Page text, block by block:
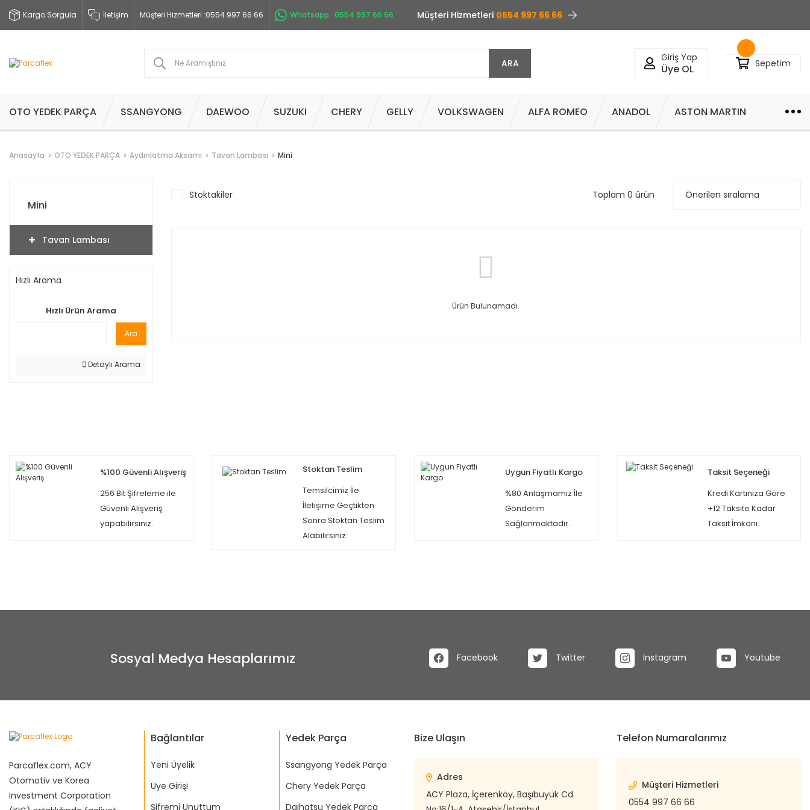
Kargo Sorgula İletişim Müşteri Hizmetleri :0554 997 66 66 Whatsapp : 0554 997 66 66 Müşteri Hizmetleri 0554 997 66 66
ARA Giriş Yap
Üye OL Sepetim
OTO YEDEK PARÇA SSANGYONG DAEWOO SUZUKI CHERY GELLY VOLKSWAGEN ALFA ROMEO ANADOL ASTON MARTIN
Anasayfa OTO YEDEK PARÇA Aydınlatma Aksamı Tavan Lambası Mini
Mini
Tavan Lambası
Hızlı Arama
Hızlı Ürün Arama
Ara
Detaylı Arama
Stoktakiler Toplam 0 ürün
Ürün Bulunamadı.
%100 Güvenli Alışveriş
256 Bit Şifreleme ile
Güvenli Alışveriş
yapabilirsiniz.
Stoktan Teslim
Temsilcimiz İle
İletişime Geçtikten
Sonra Stoktan Teslim
Alabilirsiniz.
Uygun Fiyatlı Kargo
%80 Anlaşmamız İle
Gönderim
Sağlanmaktadır.
Taksit Seçeneği
Kredi Kartınıza Göre
+12 Taksite Kadar
Taksit İmkanı.
Sosyal Medya Hesaplarımız Facebook Twitter Instagram Youtube
Parcaflex.com, ACY
Otomotiv ve Korea
Investment Corporation
Bağlantılar
Yeni Üyelik
Üye Girişi
Şifremi Unuttum
Yedek Parça
Ssangyong Yedek Parça
Chery Yedek Parça
Daihatsu Yedek Parça
Bize Ulaşın
Adres
ACY Plaza, İçerenköy, Başıbüyük Cd.
Telefon Numaralarımız
Müşteri Hizmetleri
0554 997 66 66